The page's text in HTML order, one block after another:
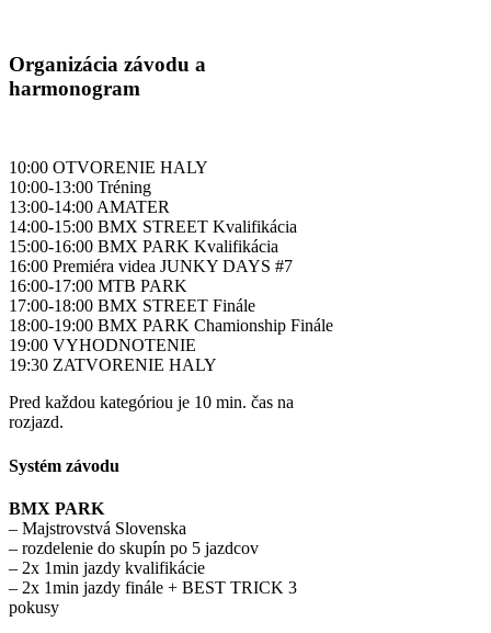
Organizácia závodu a
harmonogram
10:00 OTVORENIE HALY
10:00-13:00 Tréning
13:00-14:00 AMATER
14:00-15:00 BMX STREET Kvalifikácia
15:00-16:00 BMX PARK Kvalifikácia
16:00 Premiéra videa JUNKY DAYS #7
16:00-17:00 MTB PARK
17:00-18:00 BMX STREET Finále
18:00-19:00 BMX PARK Chamionship Finále
19:00 VYHODNOTENIE
19:30 ZATVORENIE HALY
Pred každou kategóriou je 10 min. čas na
rozjazd.
Systém závodu
BMX PARK
– Majstrovstvá Slovenska
– rozdelenie do skupín po 5 jazdcov
– 2x 1min jazdy kvalifikácie
– 2x 1min jazdy finále + BEST TRICK 3
pokusy